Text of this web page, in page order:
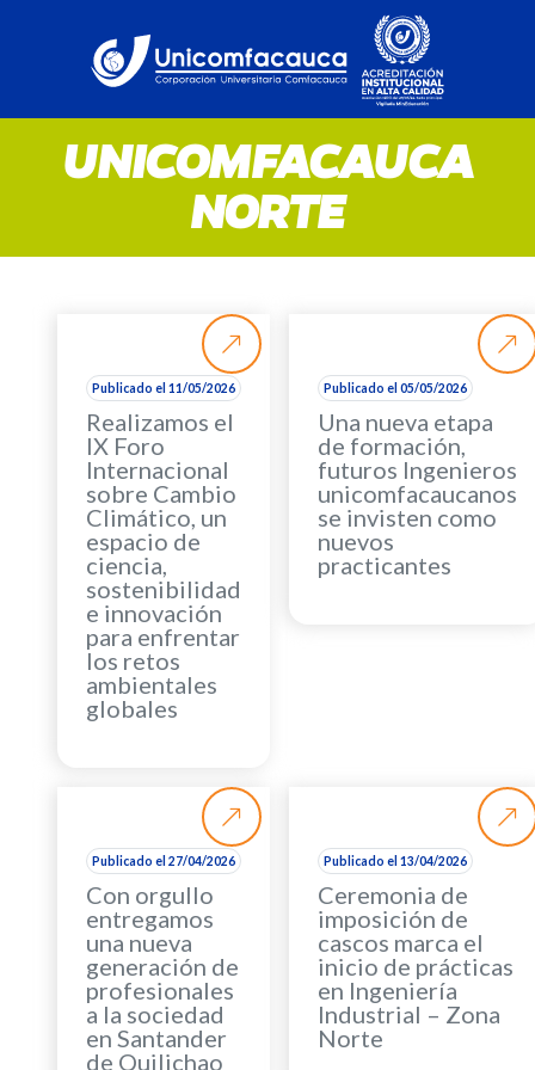
UNICOMFACAUCA
NORTE
Publicado el 11/05/2026
Realizamos el
IX Foro
Internacional
sobre Cambio
Climático, un
espacio de
ciencia,
sostenibilidad
e innovación
para enfrentar
los retos
ambientales
globales
Publicado el 05/05/2026
Una nueva etapa
de formación,
futuros Ingenieros
unicomfacaucanos
se invisten como
nuevos
practicantes
Publicado el 27/04/2026
Con orgullo
entregamos
una nueva
generación de
profesionales
a la sociedad
en Santander
de Quilichao
Publicado el 13/04/2026
Ceremonia de
imposición de
cascos marca el
inicio de prácticas
en Ingeniería
Industrial – Zona
Norte